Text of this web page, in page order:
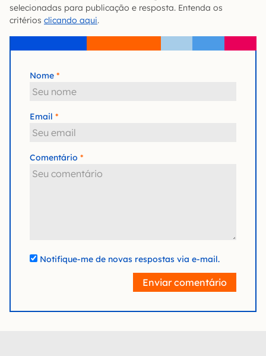
selecionadas para publicação e resposta. Entenda os
critérios clicando aqui.
Nome
Email
Comentário
Notifique-me de novas respostas via e-mail.
Enviar comentário